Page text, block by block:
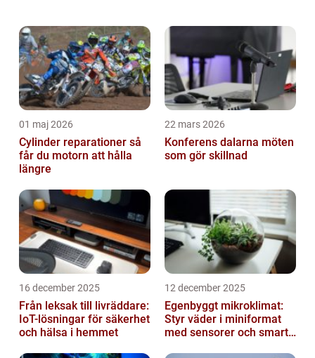
prestanda. Med de senast...
01 maj 2026
Cylinder reparationer så
får du motorn att hålla
längre
22 mars 2026
Konferens dalarna möten
som gör skillnad
16 december 2025
Från leksak till livräddare:
IoT-lösningar för säkerhet
och hälsa i hemmet
12 december 2025
Egenbyggt mikroklimat:
Styr väder i miniformat
med sensorer och smarta